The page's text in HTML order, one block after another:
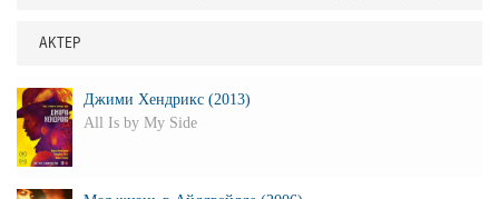
АКТЕР
Джими Хендрикс (2013)
All Is by My Side